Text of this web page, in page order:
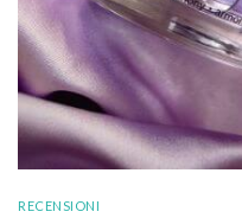
RECENSIONI